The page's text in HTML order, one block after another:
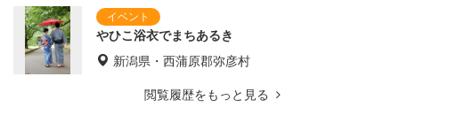
やひこ浴衣でまちあるき
新潟県・西蒲原郡弥彦村
閲覧履歴をもっと見る